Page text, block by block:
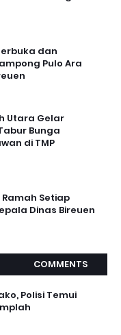
dan
Pulo Ara
Utara Gelar
Bunga
di TMP
Setiap
Dinas Bireuen
COMMENTS
Polisi Temui